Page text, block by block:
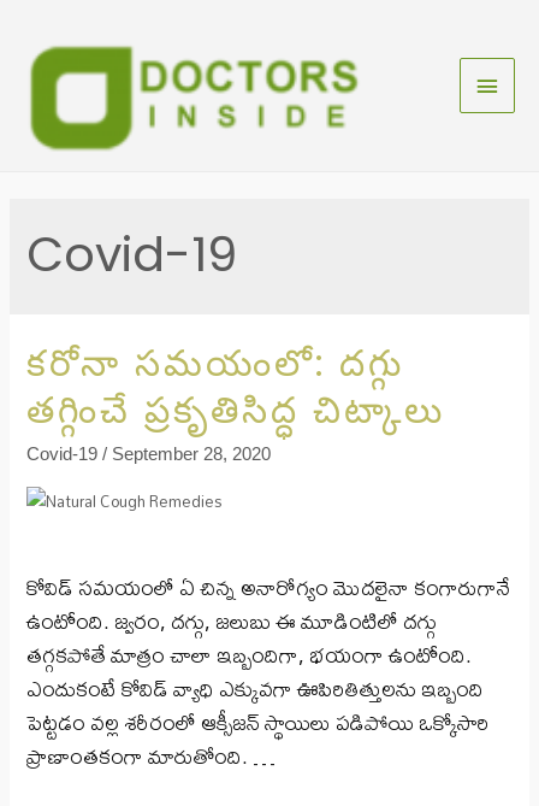
Covid-19
కరోనా సమయంలో: దగ్గు
తగ్గించే ప్రకృతిసిద్ధ చిట్కాలు
Covid-19 / September 28, 2020
కోవిడ్ సమయంలో ఏ చిన్న అనారోగ్యం మొదలైనా కంగారుగానే
ఉంటోంది. జ్వరం, దగ్గు, జలుబు ఈ మూడింటిలో దగ్గు
తగ్గకపోతే మాత్రం చాలా ఇబ్బందిగా, భయంగా ఉంటోంది.
ఎందుకంటే కోవిడ్ వ్యాధి ఎక్కువగా ఊపిరితిత్తులను ఇబ్బంది
పెట్టడం వల్ల శరీరంలో ఆక్సీజన్ స్థాయిలు పడిపోయి ఒక్కోసారి
ప్రాణాంతకంగా మారుతోంది. …